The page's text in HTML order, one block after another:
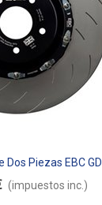
Dos Piezas EBC GD
SG2F012
(impuestos inc.)